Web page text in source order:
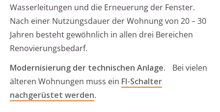
Wasserleitungen und die Erneuerung der Fenster.
Nach einer Nutzungsdauer der Wohnung von 20 – 30
Jahren besteht gewöhnlich in allen drei Bereichen
Renovierungsbedarf.
Modernisierung der technischen Anlage.
Bei vielen
älteren Wohnungen muss ein FI-Schalter
nachgerüstet werden.